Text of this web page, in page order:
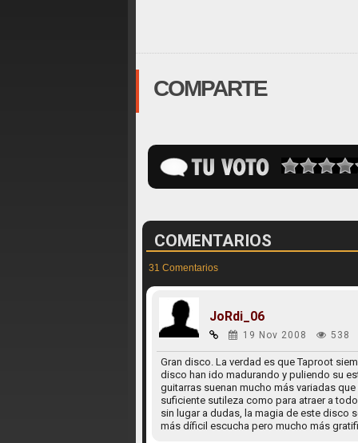
COMPARTE
COMENTARIOS
31 Comentarios
JoRdi_06
19 Nov 2008 538
Gran disco. La verdad es que Taproot
disco han ido madurando y puliendo su
guitarras suenan mucho más variadas
suficiente sutileza como para atraer a
sin lugar a dudas, la magia de este disco
más díficil escucha pero mucho más